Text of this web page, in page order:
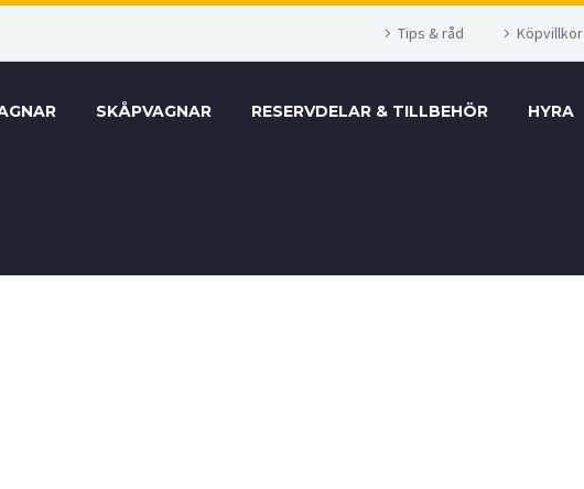
Tips & råd Köpvillkor
SKÅPVAGNAR RESERVDELAR & TILLBEHÖR HYRA